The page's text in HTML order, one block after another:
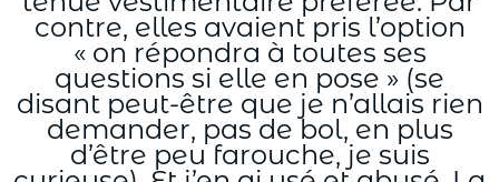
contre, elles avaient pris l’option
« on répondra à toutes ses
questions si elle en pose » (se
disant peut-être que je n’allais rien
demander, pas de bol, en plus
d’être peu farouche, je suis